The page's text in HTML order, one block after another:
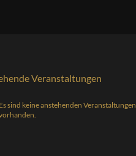
Veranstaltungen
Es sind keine anstehenden Veranstaltungen